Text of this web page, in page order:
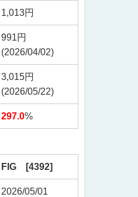
1,013円
991円
(2026/04/02)
3,015円
(2026/05/22)
297.0%
FIG [4392]
2026/05/01